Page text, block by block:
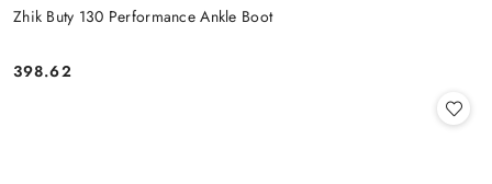
Zhik Buty 130 Performance Ankle Boot
Cena:
398.62